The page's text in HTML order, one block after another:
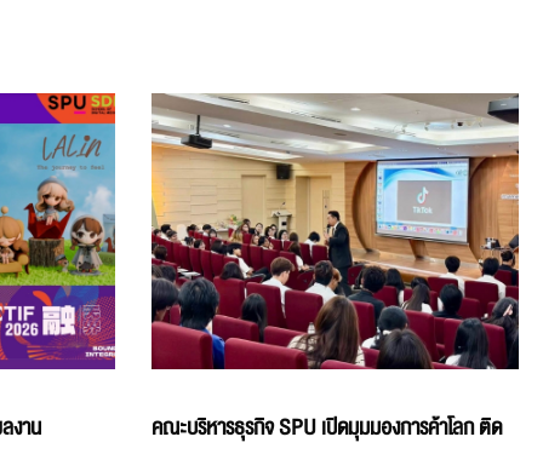
งาน
คณะบริหารธุรกิจ SPU เปิดมุมมองการค้าโลก ติด